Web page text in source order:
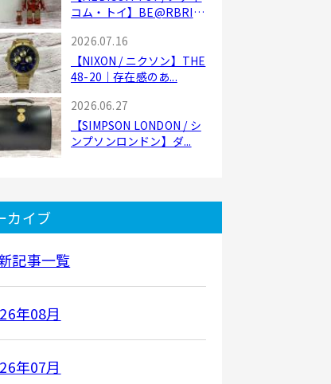
コム・トイ】BE@RBRI
2026.07.16
【NIXON / ニクソン】THE
48-20｜存在感のあ...
2026.06.27
【SIMPSON LONDON / シ
ンプソンロンドン】ダ...
カイブ
記事一覧
年08月
年07月